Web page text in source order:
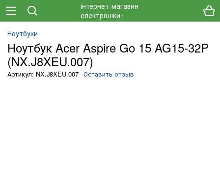
Ноутбуки
Ноутбук Acer Aspire Go 15 AG15-32P
(NX.J8XEU.007)
Артикул: NX.J8XEU.007 Оставить отзыв